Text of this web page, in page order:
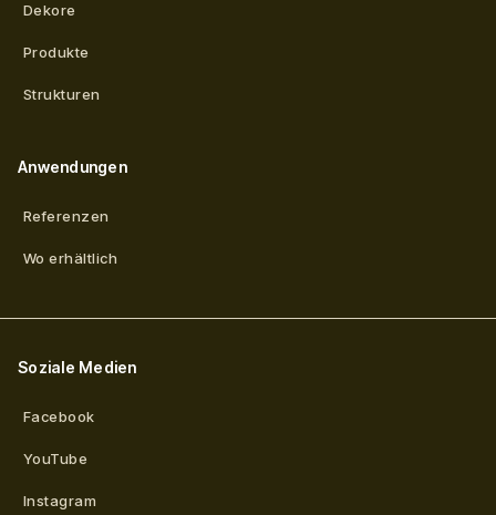
Dekore
Produkte
Strukturen
Anwendungen
Referenzen
Wo erhältlich
Soziale Medien
Facebook
YouTube
Instagram